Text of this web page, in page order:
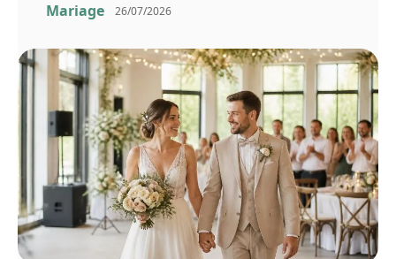
Mariage 26/07/2026